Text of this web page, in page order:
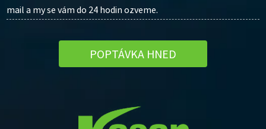
mail a my se vám do 24 hodin ozveme.
POPTÁVKA HNED